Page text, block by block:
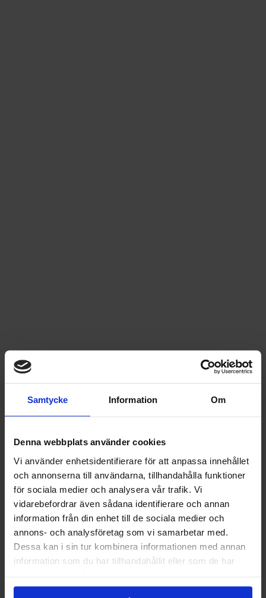
Samtycke Information Om
Denna webbplats använder cookies
Vi använder enhetsidentifierare för att anpassa innehållet
och annonserna till användarna, tillhandahålla funktioner
för sociala medier och analysera vår trafik. Vi
vidarebefordrar även sådana identifierare och annan
information från din enhet till de sociala medier och
annons- och analysföretag som vi samarbetar med.
Dessa kan i sin tur kombinera informationen med annan
information som du har tillhandahållit eller som de har